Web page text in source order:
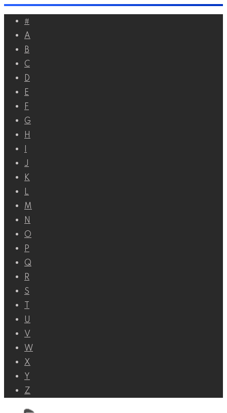
Перейти
контенту
#
A
B
C
D
E
F
G
H
J
K
L
M
N
O
P
Q
R
S
U
V
W
X
Y
Z